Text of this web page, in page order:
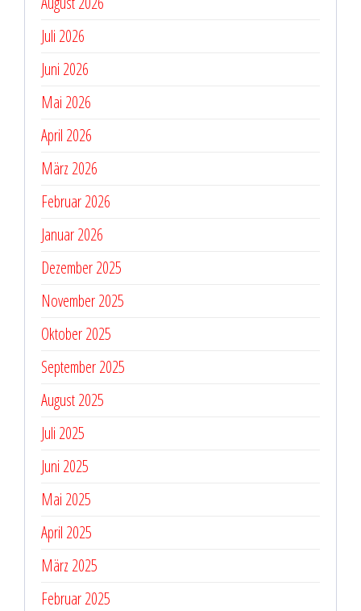
Juli 2026
Juni 2026
Mai 2026
April 2026
März 2026
Februar 2026
Januar 2026
Dezember 2025
November 2025
Oktober 2025
September 2025
August 2025
Juli 2025
Juni 2025
Mai 2025
April 2025
März 2025
Februar 2025